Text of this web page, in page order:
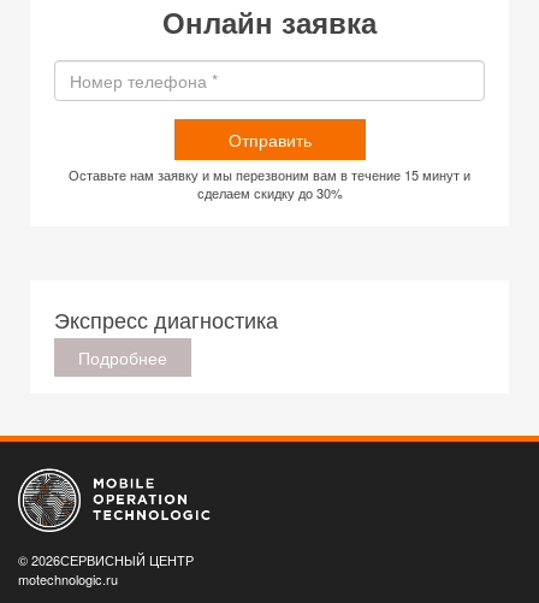
Онлайн заявка
Отправить
Оставьте нам заявку и мы перезвоним вам в течение 15 минут и
сделаем скидку до 30%
Экспресс диагностика
Подробнее
© 2026СЕРВИСНЫЙ ЦЕНТР
motechnologic.ru